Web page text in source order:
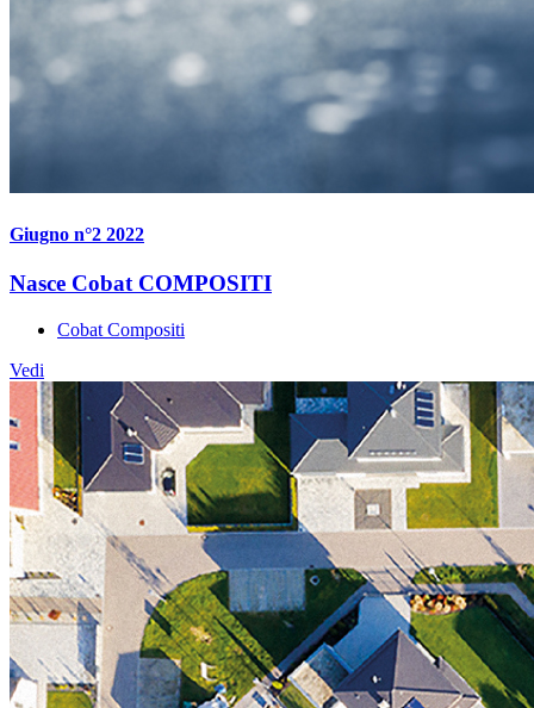
Giugno n°2 2022
Nasce Cobat COMPOSITI
Cobat Compositi
Vedi